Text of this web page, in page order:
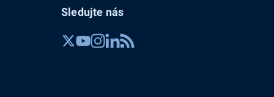
Sledujte nás